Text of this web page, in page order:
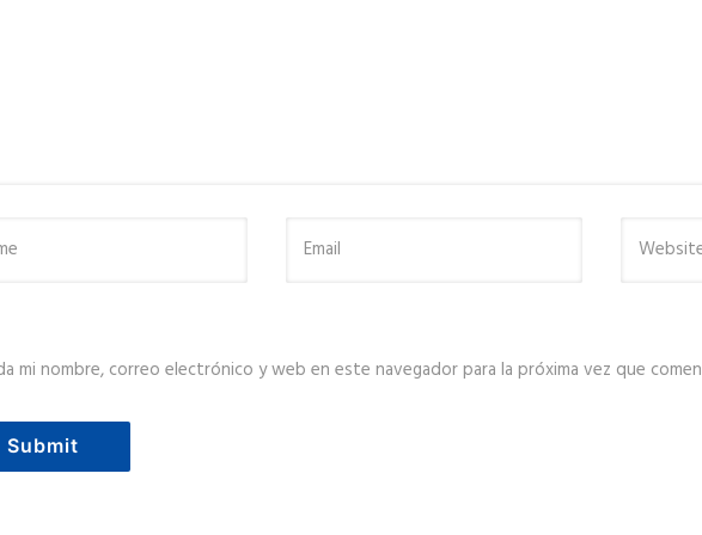
mi nombre, correo electrónico y web en este navegador para la próxima vez que